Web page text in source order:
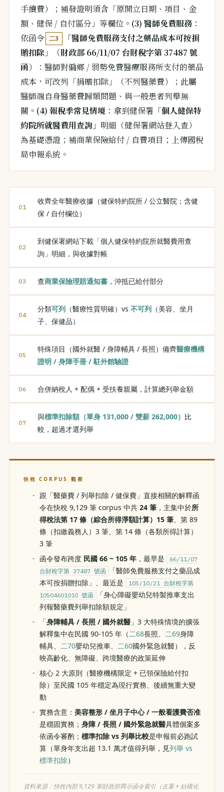
手續費）；補發證明須含「原開立日期、項目、金
額、健保 / 自付區分」等欄位。 (3) 醫師免費服務 ：
依函令 二3 「醫師免費服務支付之藥品成本可按捐
贈扣除 」（財政部 66/11/07 台財稅字第 37487 號
函）：醫師對偏鄉 / 弱勢免費醫療服務所支付的藥品
成本，可改列「捐贈扣除」（不列醫藥費）；此屬
醫師端自身醫藥費歸類問題、與一般患者列舉無
關。 (4) 報稅季常見情境 ：拿到健保署「個人健保特
約院所就醫費用查詢 」明細（健保署網站登入查）
為基礎憑證；補商業保險給付 / 自費項目；上傳國稅
局申報系統。
收齊全年醫療收據（健保特約院所 / 公立醫院；含健
保 / 自付欄位）
到健保署網站下載「個人健保特約院所就醫費用查
詢」明細，與收據對帳
查商業保險理賠通知書 ，沖抵已給付部分
分類可列 （醫療性質明確）vs 不可列 （美容、坐月
子、保健品）
特殊項目（國外就醫 / 身障輔具 / 長照）備齊醫療機構
證明 / 身障手冊 / 駐外館驗證
合併納稅人 + 配偶 + 受扶養親屬，計算總列舉金額
與標準扣除額（單身 131,000 / 雙薪 262,000） 比
較，超過才選列舉
快稅 CORPUS 觀察
跟「醫藥費 / 列舉扣除 / 健保費」直接相關的解釋函
令在快稅 9,129 筆 corpus 中共 24 筆 ，主集中於所
得稅法第 17 條（綜合所得淨額計算）15 筆、第 89
條（扣繳義務人）3 筆、第 14 條（各類所得計算）
3 筆
函令發布跨度 民國 66 ~ 105 年 ，最早是
66/11/07
台財稅字第 37487 號函
「醫師免費服務支付之藥品成
本可按捐贈扣除」、最近是
105/10/21 台財稅字第
10504601010 號函
「身心障礙嬰幼兒特製推車支出
列報醫藥費列舉扣除額規定」
「身障輔具 / 長照 / 國外就醫 」3 大特殊情境的擴張
解釋集中在民國 90-105 年（二68長照、 二69身障
輔具、 二70嬰幼兒推車、 二60國外緊急就醫），反
映高齡化、無障礙、跨境醫療的政策延伸
核心 2 大原則（醫療機構限定 + 已領保險給付扣
除）至民國 105 年穩定為現行實務、後續無重大變
動
實務含意： 美容整形 / 坐月子中心 / 一般看護費否准
是穩固實務； 身障 / 長照 / 國外緊急就醫具體個案多
依函令審酌； 標準扣除 vs 列舉比較是申報前必跑試
算（單身年支出超 13.1 萬才值得列舉，見列舉 vs
標準扣除）
資料來源：快稅內部 9,129 筆財政部釋示函令索引（去重 + 結構化